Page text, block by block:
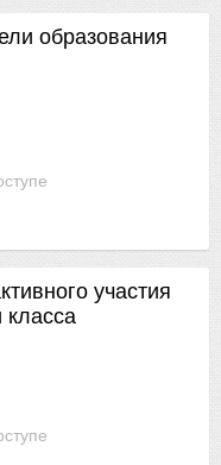
образования
участия
класса